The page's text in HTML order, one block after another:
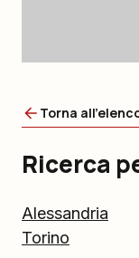
Torna
Ricerca
Alessandria
Torino